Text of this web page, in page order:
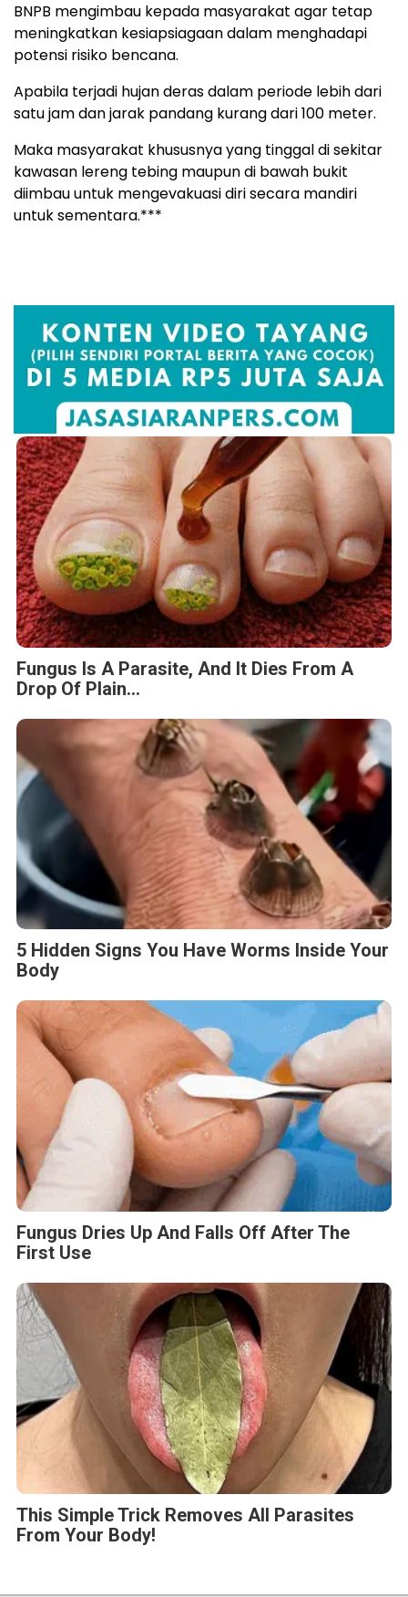
BNPB mengimbau kepada masyarakat agar tetap
meningkatkan kesiapsiagaan dalam menghadapi
potensi risiko bencana.
Apabila terjadi hujan deras dalam periode lebih dari
satu jam dan jarak pandang kurang dari 100 meter.
Maka masyarakat khususnya yang tinggal di sekitar
kawasan lereng tebing maupun di bawah bukit
diimbau untuk mengevakuasi diri secara mandiri
untuk sementara.***
Fungus Is A Parasite, And It Dies From A
Drop Of Plain...
5 Hidden Signs You Have Worms Inside Your
Body
Fungus Dries Up And Falls Off After The
First Use
This Simple Trick Removes All Parasites
From Your Body!